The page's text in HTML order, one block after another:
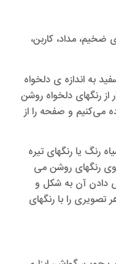
ضخیم، مداد، کاربن،
به اندازه ی دلخواه
از رنگهای دلخواه روشن
می‌کنیم و صفحه را از
رنگ یا رنگهای تیره
رنگهای روشن می
دادن آن به شکل و
تصویری را با رنگهای